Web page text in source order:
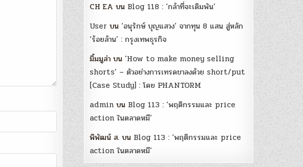
CH EA บน Blog 118 : ‘กล้าที่จะเดิมพัน’
User บน‘อนุรักษ์ บุญแสวง’ จากทุน 8 แสน สู่หลัก
‘ร้อยล้าน’ : กรุงเทพธุรกิจ
มิ้มมูล่า บน‘How to make money selling
shorts’ – ตัวอย่างการเทรดขาลงด้วย short/put
[Case Study] : โดย PHANTORM
admin บน Blog 113 : ‘พฤติกรรมและ price
action ในตลาดหมี’
พิพัฒน์ ส. บน Blog 113 : ‘พฤติกรรมและ price
action ในตลาดหมี’